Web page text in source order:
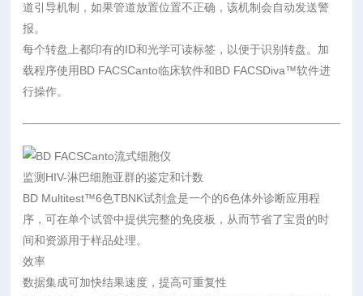
道引导机制，如果管道放置位置不正确，该机制会自动发送警
报。
每个转盘上都印有的ID和光学可读标签，以便于识别转盘。加
载程序使用BD FACSCanto临床软件和BD FACSDiva™软件进
行操作。
监测HIV-淋巴细胞亚群的鉴定和计数
BD Multitest™6色TBNK试剂盒是一个的6色体外诊断应用程
序，可在单个试管中提供完整的免疫板，从而节省了宝贵的时
间和资源用于样品处理。
效率
数据集成可加快结果速度，提高可重复性